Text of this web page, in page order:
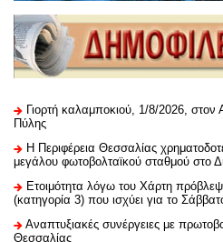
Γιορτή καλαμποκιού, 1/8/2026,
Πύλης
H Περιφέρεια Θεσσαλίας
μεγάλου φωτοβολταϊκού σταθμού στο
Ετοιμότητα λόγω του Χάρτη
(κατηγορία 3) που ισχύει για το
Αναπτυξιακές συνέργειες με
Θεσσαλίας